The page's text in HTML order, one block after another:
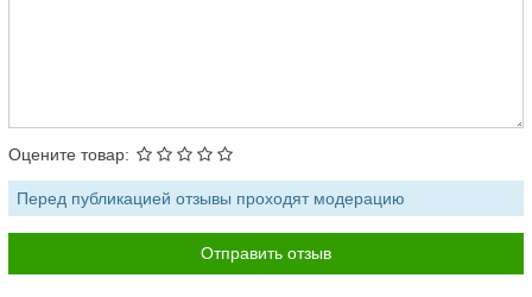
Оцените товар:
Перед публикацией отзывы проходят модерацию